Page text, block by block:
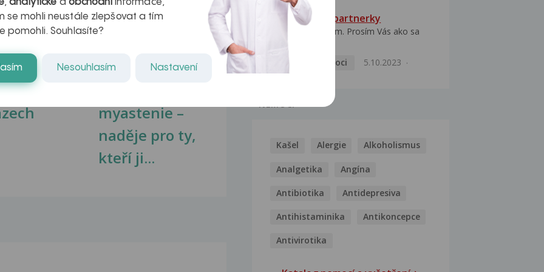
datech a
Inovativní
myastenie –
naděje pro ty,
kteří ji...
HPV typ 52 u partnerky
Dobrý deň prajem. Prosím Vás ako sa
Pohlavní nemoci
5.10.2023
NEMOCI
Kašel Alergie Alkoholismus
Analgetika Angína
Antibiotika Antidepresiva
Antihistaminika Antikoncepce
Antivirotika
,analytické a obchodníinformace,
se mohli neustále zlepšovat a tím
pomohli. Souhlasíte?
Nesouhlasím Nastavení